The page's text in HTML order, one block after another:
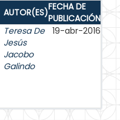
AUTOR(ES)FECHA DE
PUBLICACIÓN
Teresa De
Jesús
Jacobo
Galindo
19-abr-2016